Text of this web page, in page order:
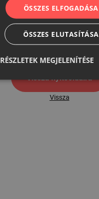
500
Vissza nyítóoldalra
Vissza
ÖSSZES ELFOGADÁSA
ÖSSZES ELUTASÍTÁSA
RÉSZLETEK MEGJELENÍTÉSE